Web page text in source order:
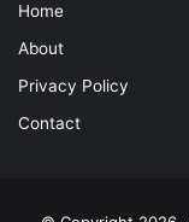
Home
About
Privacy Policy
Contact